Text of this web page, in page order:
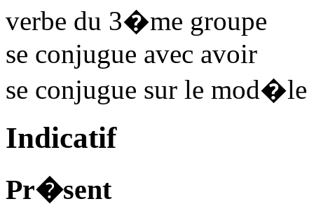
verbe du 3�me groupe
se conjugue avec avoir
se conjugue sur le
Indicatif
Pr�sent